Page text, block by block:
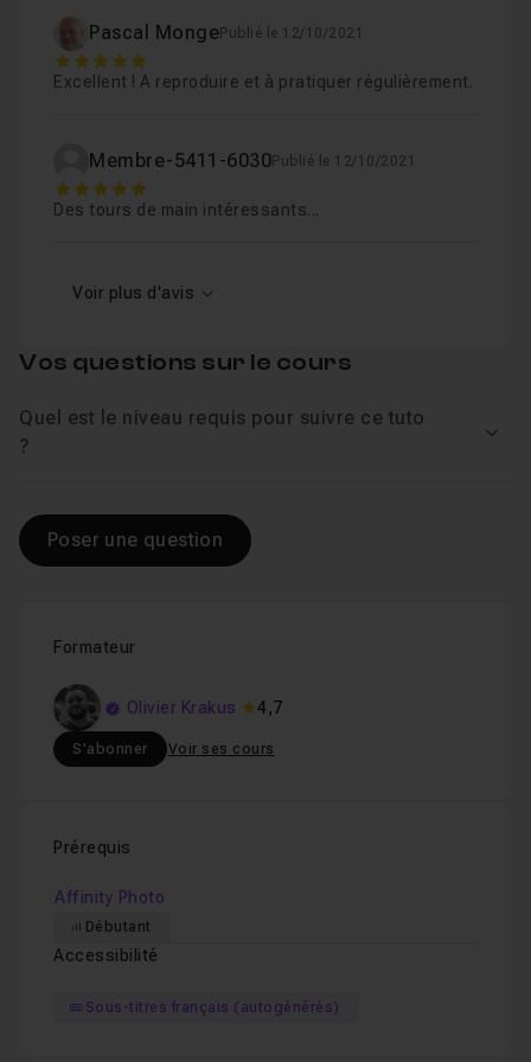
Pascal MongePublié le 12/10/2021
5
Excellent ! A reproduire et à pratiquer régulièrement.
Membre-5411-6030Publié le 12/10/2021
5
Des tours de main intéressants...
Voir plus d'avis
Formateur
Olivier Krakus 4,7
S'abonner Voir ses cours
Prérequis
Affinity Photo
Débutant
Accessibilité
Sous-titres français (autogénérés)
Vos questions sur le cours
Quel est le niveau requis pour suivre ce tuto
?
Poser une question